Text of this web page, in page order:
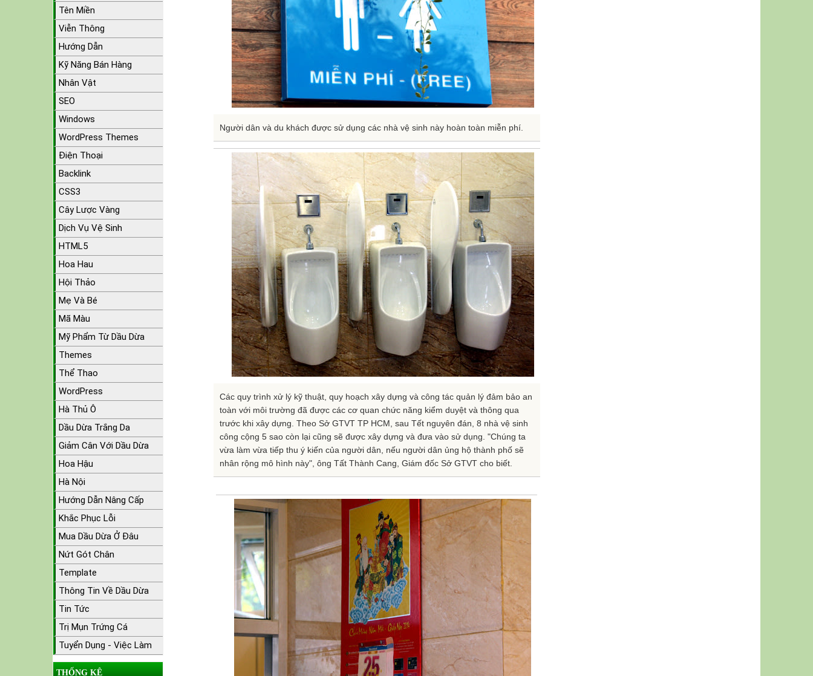
Người dân và du khách được sử dụng các nhà vệ sinh này hoàn toàn miễn phí.
Các quy trình xử lý kỹ thuật, quy hoạch xây dựng và công tác quản lý đảm bảo an
toàn với môi trường đã được các cơ quan chức năng kiểm duyệt và thông qua
trước khi xây dựng. Theo Sở GTVT TP HCM, sau Tết nguyên đán, 8 nhà vệ sinh
công cộng 5 sao còn lại cũng sẽ được xây dựng và đưa vào sử dụng. "Chúng ta
vừa làm vừa tiếp thu ý kiến của người dân, nếu người dân ủng hộ thành phố sẽ
nhân rộng mô hình này", ông Tất Thành Cang, Giám đốc Sở GTVT cho biết.
Tên Miền
Viễn Thông
Hướng Dẫn
Kỹ Năng Bán Hàng
Nhân Vật
SEO
Windows
WordPress Themes
Điện Thoại
Backlink
CSS3
Cây Lược Vàng
Dịch Vụ Vệ Sinh
HTML5
Hoa Hau
Hội Thảo
Mẹ Và Bé
Mã Màu
Mỹ Phẩm Từ Dầu Dừa
Themes
Thể Thao
WordPress
Hà Thủ Ô
Dầu Dừa Trắng Da
Giảm Cân Với Dầu Dừa
Hoa Hậu
Hà Nội
Hướng Dẫn Nâng Cấp
Khắc Phục Lỗi
Mua Dầu Dừa Ở Đâu
Nứt Gót Chân
Template
Thông Tin Về Dầu Dừa
Tin Tức
Trị Mụn Trứng Cá
Tuyển Dụng - Việc Làm
THỐNG KÊ